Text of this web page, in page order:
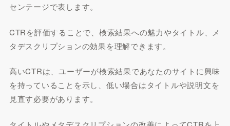
センテージで表します。
CTRを評価することで、検索結果への魅力やタイトル、メ
タデスクリプションの効果を理解できます。
高いCTRは、ユーザーが検索結果であなたのサイトに興味
を持っていることを示し、低い場合はタイトルや説明文を
見直す必要があります。